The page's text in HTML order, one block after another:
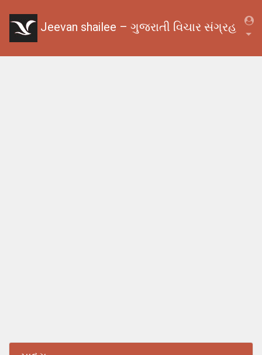
Jeevan shailee – ગુજરાતી વિચાર સંગ્રહ